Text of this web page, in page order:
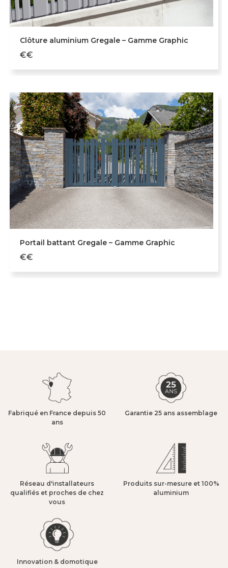
Clôture aluminium Gregale – Gamme Graphic
€€
Portail battant Gregale – Gamme Graphic
€€
Fabriqué en France depuis 50
ans​
Garantie 25 ans assemblage​
Réseau d'installateurs
qualifiés et proches de chez
vous​
Produits sur-mesure et 100%
aluminium​
Innovation & domotique​